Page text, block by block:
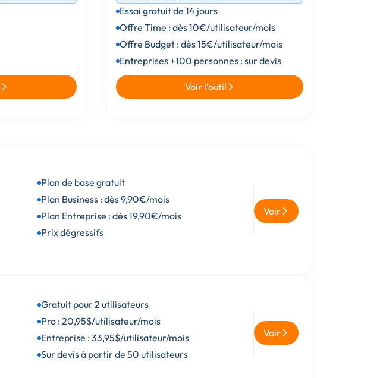
Essai gratuit de 14 jours
Offre Time : dès 10€/utilisateur/mois
Offre Budget : dès 15€/utilisateur/mois
Entreprises +100 personnes : sur devis
Voir l'outil
Plan de base gratuit
Plan Business : dès 9,90€/mois
Plan Entreprise : dès 19,90€/mois
Prix dégressifs
Voir
Gratuit pour 2 utilisateurs
Pro : 20,95$/utilisateur/mois
Entreprise : 33,95$/utilisateur/mois
Sur devis à partir de 50 utilisateurs
Voir